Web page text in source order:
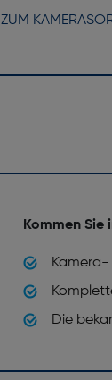
ZUM
Kommen Sie
Die